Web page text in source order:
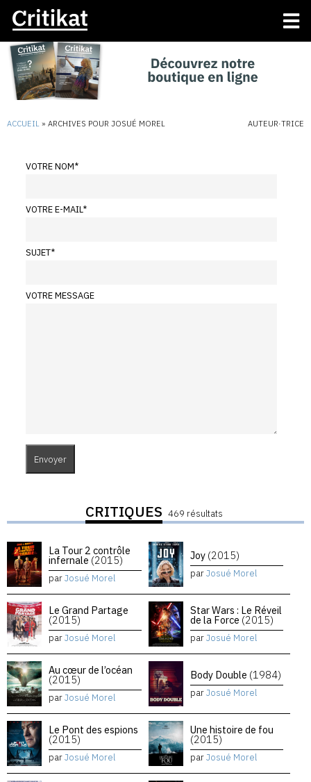
ACCUEIL » ARCHIVES POUR JOSUÉ MOREL AUTEUR·TRICE
VOTRE NOM*
VOTRE E-MAIL*
SUJET*
VOTRE MESSAGE
CRITIQUES 469 résultats
La Tour 2 contrôle
infernale (2015)
parJosué Morel
Joy (2015)
parJosué Morel
Le Grand Partage
(2015)
parJosué Morel
Star Wars : Le Réveil
de la Force (2015)
parJosué Morel
Au cœur de l’océan
(2015)
parJosué Morel
Body Double (1984)
parJosué Morel
Le Pont des espions
(2015)
parJosué Morel
Une histoire de fou
(2015)
parJosué Morel